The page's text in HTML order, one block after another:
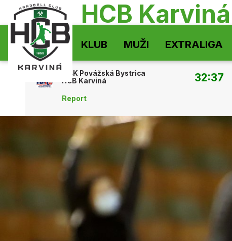
HCB Karviná
KLUB MUŽI EXTRALIGA
MŠK Povážská Bystrica
HCB Karviná
32:37
Report